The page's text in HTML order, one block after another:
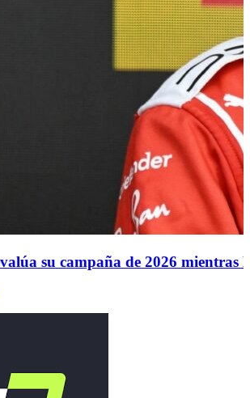
su campaña de 2026 mientras